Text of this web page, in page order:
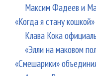
Максим Фадеев и
«Когда я стану кошкой»
Клава Кока
«Элли на маковом
«Смешарики»